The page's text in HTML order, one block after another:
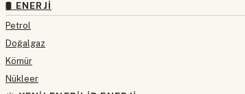
🛢 ENERJI
Petrol
Doğalgaz
Kömür
Nükleer